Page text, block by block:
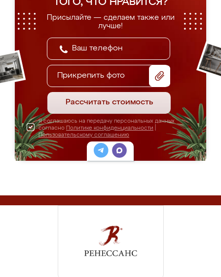
ТОГО, ЧТО НРАВИТСЯ?
Присылайте — сделаем также или
лучше!
Прикрепить фото
Рассчитать стоимость
Я соглашаюсь на передачу персональных данных
согласно Политике конфиденциальности
Пользовательскому соглашению